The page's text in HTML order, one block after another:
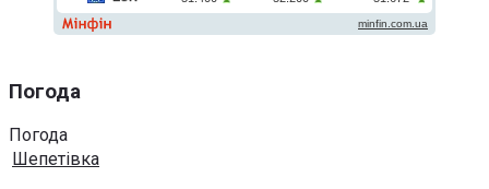
Погода
Погода
Шепетівка